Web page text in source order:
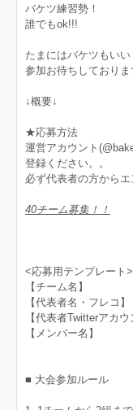
バケツ練習勢！
誰でもok!!!
たまにはバケツもいい
参加お待ちしておりま
↓概要↓
★応募方法
運営アカウント
登録ください。。
必ず代表者の方から
40チーム募集！！
<応募用テンプレート>
【チーム名】
【代表者名・フレコ】
【代表者Twitterアカウ
【メンバー名】
■ 大会参加ルール